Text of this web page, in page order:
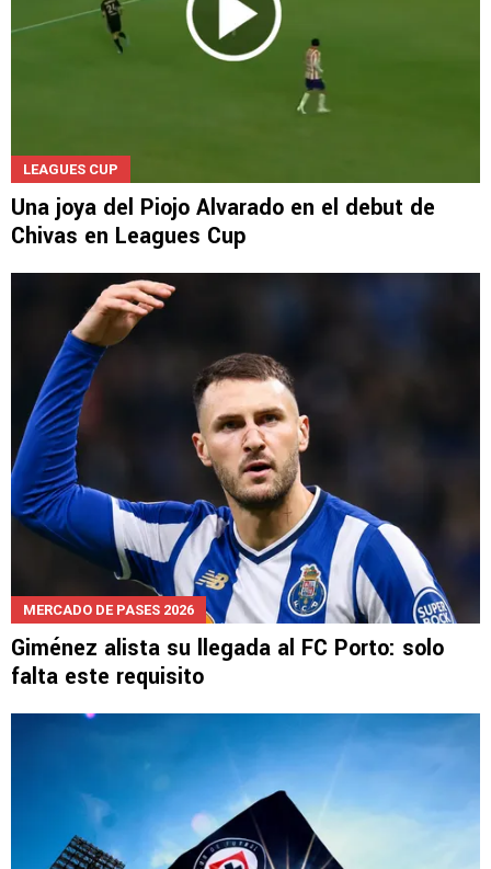
LEAGUES CUP
Una joya del Piojo Alvarado en el debut de
Chivas en Leagues Cup
MERCADO DE PASES 2026
Giménez alista su llegada al FC Porto: solo
falta este requisito